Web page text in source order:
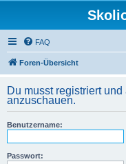
FAQ
Foren-Übersicht
Du musst registriert
anzuschauen.
Benutzername:
Passwort: